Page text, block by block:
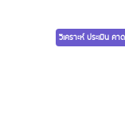
วิเคราะห์ ประเมิน